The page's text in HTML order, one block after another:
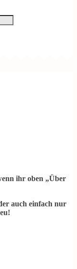
ihr oben „Über
auch einfach nur